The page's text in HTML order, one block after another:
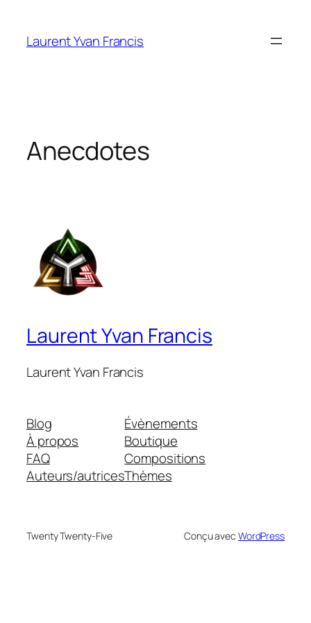
contenu
Laurent Yvan Francis
Anecdotes
Laurent Yvan Francis
Laurent Yvan Francis
Blog
À propos
FAQ
Auteurs/autrices
Évènements
Boutique
Compositions
Thèmes
Twenty Twenty-Five Conçu avec WordPress